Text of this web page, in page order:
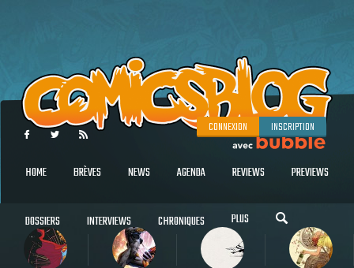
CONNEXION INSCRIPTION
HOME BRÈVES NEWS AGENDA REVIEWS PREVIEWS
DOSSIERS INTERVIEWS CHRONIQUES PLUS